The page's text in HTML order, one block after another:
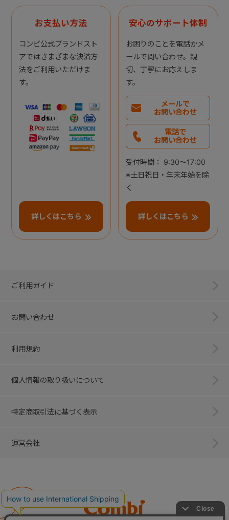
お支払い方法
コンビ公式ブランドスト
アではさまざまな決済方
法をご利用いただけま
す。
詳しくはこちら
安心のサポート体制
お困りのことを電話かメ
ールで問い合わせ。親
切、丁寧にお応えしま
す。
メールで
お問い合わせ
電話で
お問い合わせ
受付時間： 9:30～17:00
※土日祝日・年末年始を除
く
詳しくはこちら
ご利用ガイド
お問い合わせ
利用規約
個人情報の取り扱いについて
特定商取引法に基づく表示
運営会社